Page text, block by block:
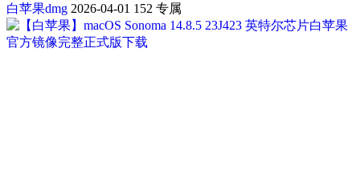
白苹果dmg 2026-04-01 152 专属